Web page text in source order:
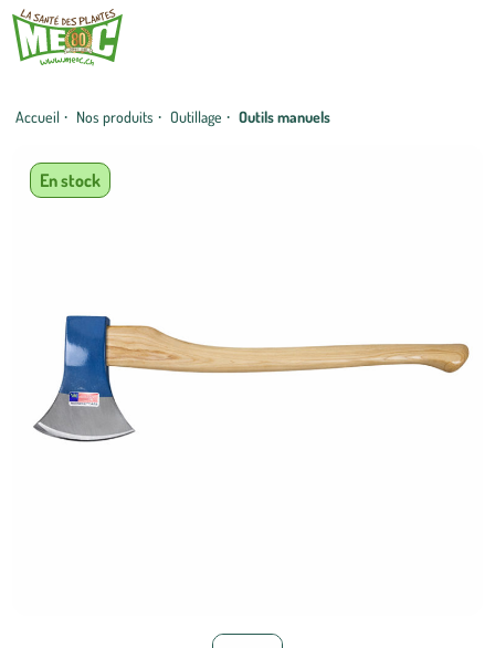
Accueil · Nos produits · Outillage · Outils manuels
En stock